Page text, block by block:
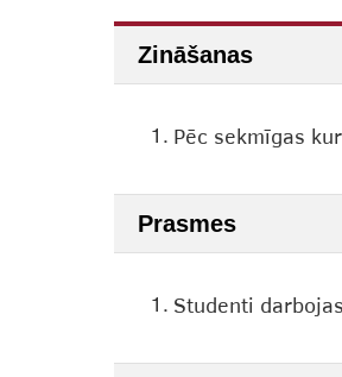
Zināšanas
1. Pēc sekmīgas
Prasmes
1. Studenti